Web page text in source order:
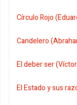
Círculo Rojo
Candelero
El deber ser
El Estado y sus